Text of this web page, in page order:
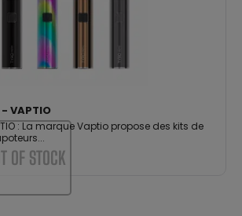
- VAPTIO
: La marque Vaptio propose des kits de
OF STOCK